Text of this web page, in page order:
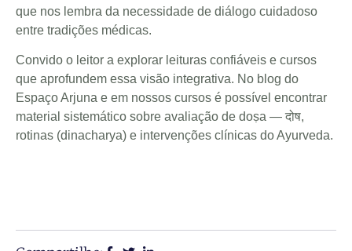
que nos lembra da necessidade de diálogo cuidadoso
entre tradições médicas.
Convido o leitor a explorar leituras confiáveis e cursos
que aprofundem essa visão integrativa. No blog do
Espaço Arjuna e em nossos cursos é possível encontrar
material sistemático sobre avaliação de doṣa — दोष,
rotinas (dinacharya) e intervenções clínicas do Ayurveda.